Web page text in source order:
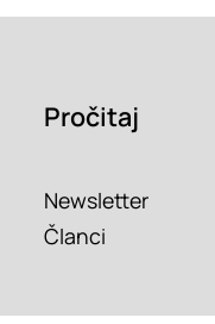
Pročitaj
Newsletter
Članci